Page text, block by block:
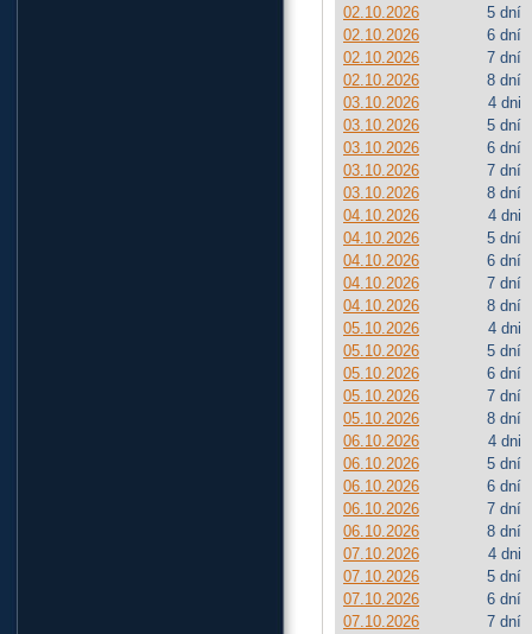
02.10.2026
5 dní
02.10.2026
6 dní
02.10.2026
7 dní
02.10.2026
8 dní
03.10.2026
4 dni
03.10.2026
5 dní
03.10.2026
6 dní
03.10.2026
7 dní
03.10.2026
8 dní
04.10.2026
4 dni
04.10.2026
5 dní
04.10.2026
6 dní
04.10.2026
7 dní
04.10.2026
8 dní
05.10.2026
4 dni
05.10.2026
5 dní
05.10.2026
6 dní
05.10.2026
7 dní
05.10.2026
8 dní
06.10.2026
4 dni
06.10.2026
5 dní
06.10.2026
6 dní
06.10.2026
7 dní
06.10.2026
8 dní
07.10.2026
4 dni
07.10.2026
5 dní
07.10.2026
6 dní
07.10.2026
7 dní